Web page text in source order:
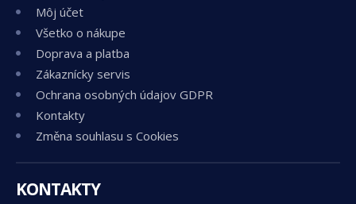
Môj účet
Všetko o nákupe
Doprava a platba
Zákaznícky servis
Ochrana osobných údajov GDPR
Kontakty
Změna souhlasu s Cookies
KONTAKTY